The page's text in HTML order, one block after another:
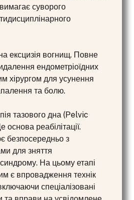
суворого
ексцизія вогнищ. Повне
ендометріоїдних
хірургом для усунення
та болю.
тазового дна (Pelvic
реабілітації.
безпосередньо з
для зняття
На цьому етапі
є впровадження технік
спеціалізовані